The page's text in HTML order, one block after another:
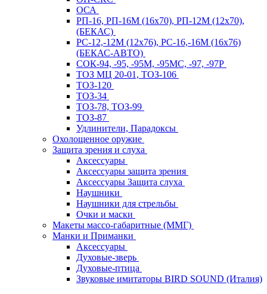
ОСА
РП-16, РП-16М (16х70), РП-12М (12х70),
(БЕКАС)
РС-12,-12М (12х76), РС-16,-16М (16х76)
(БЕКАС-АВТО)
СОК-94, -95, -95М, -95МС, -97, -97Р
ТОЗ МЦ 20-01, ТОЗ-106
ТОЗ-120
ТОЗ-34
ТОЗ-78, ТОЗ-99
ТОЗ-87
Удлинители, Парадоксы
Охолощенное оружие
Защита зрения и слуха
Аксессуары
Аксессуары защита зрения
Аксессуары Защита слуха
Наушники
Наушники для стрельбы
Очки и маски
Макеты массо-габаритные (ММГ)
Манки и Приманки
Аксессуары
Духовые-зверь
Духовые-птица
Звуковые имитаторы BIRD SOUND (Италия)